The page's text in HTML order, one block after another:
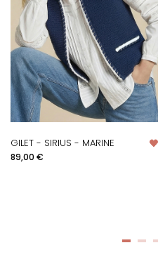
GILET - SIRIUS - MARINE
Prix
89,00 €